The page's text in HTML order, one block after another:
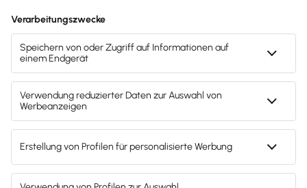
Mach's dir leicht und gib deinem Business den
entscheidenden Push – mit unserer Software für
Buchhaltung & Lohn.